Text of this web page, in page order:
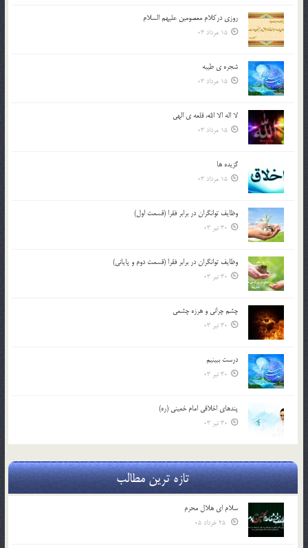
روزي دركلام معصومين عليهم السلام
15 مرداد 03
شجره ي طيبه
15 مرداد 03
لا اله الا الله، قلعه ي الهي
15 مرداد 03
گزيده ها
15 مرداد 03
وظایف توانگران در برابر فقرا (قسمت اول)
30 تیر 03
وظایف توانگران در برابر فقرا (قسمت دوم و پایانی)
30 تیر 03
چشم ‏چرانى و هرزه‏ چشمى
30 تیر 03
درست ببينيم
30 تیر 03
پندهاي اخلاقي امام خميني (ره)
30 تیر 03
تازه ترین مطالب
سلام ای هلال محرم